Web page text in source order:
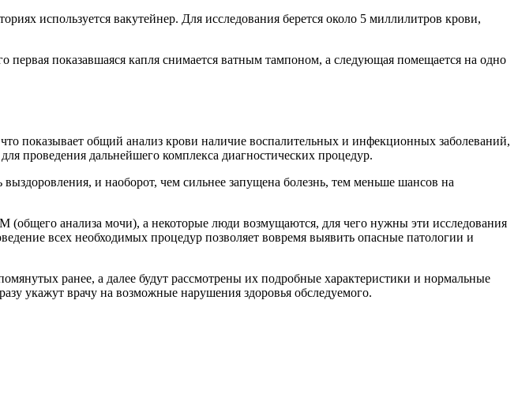
используется вакутейнер. Для исследования берется около 5 миллилитров крови,
показавшаяся капля снимается ватным тампоном, а следующая помещается на одно
показывает общий анализ крови наличие воспалительных и инфекционных заболеваний,
проведения дальнейшего комплекса диагностических процедур.
и наоборот, чем сильнее запущена болезнь, тем меньше шансов на
анализа мочи), а некоторые люди возмущаются, для чего нужны эти исследования
всех необходимых процедур позволяет вовремя выявить опасные патологии и
ранее, а далее будут рассмотрены их подробные характеристики и нормальные
укажут врачу на возможные нарушения здоровья обследуемого.